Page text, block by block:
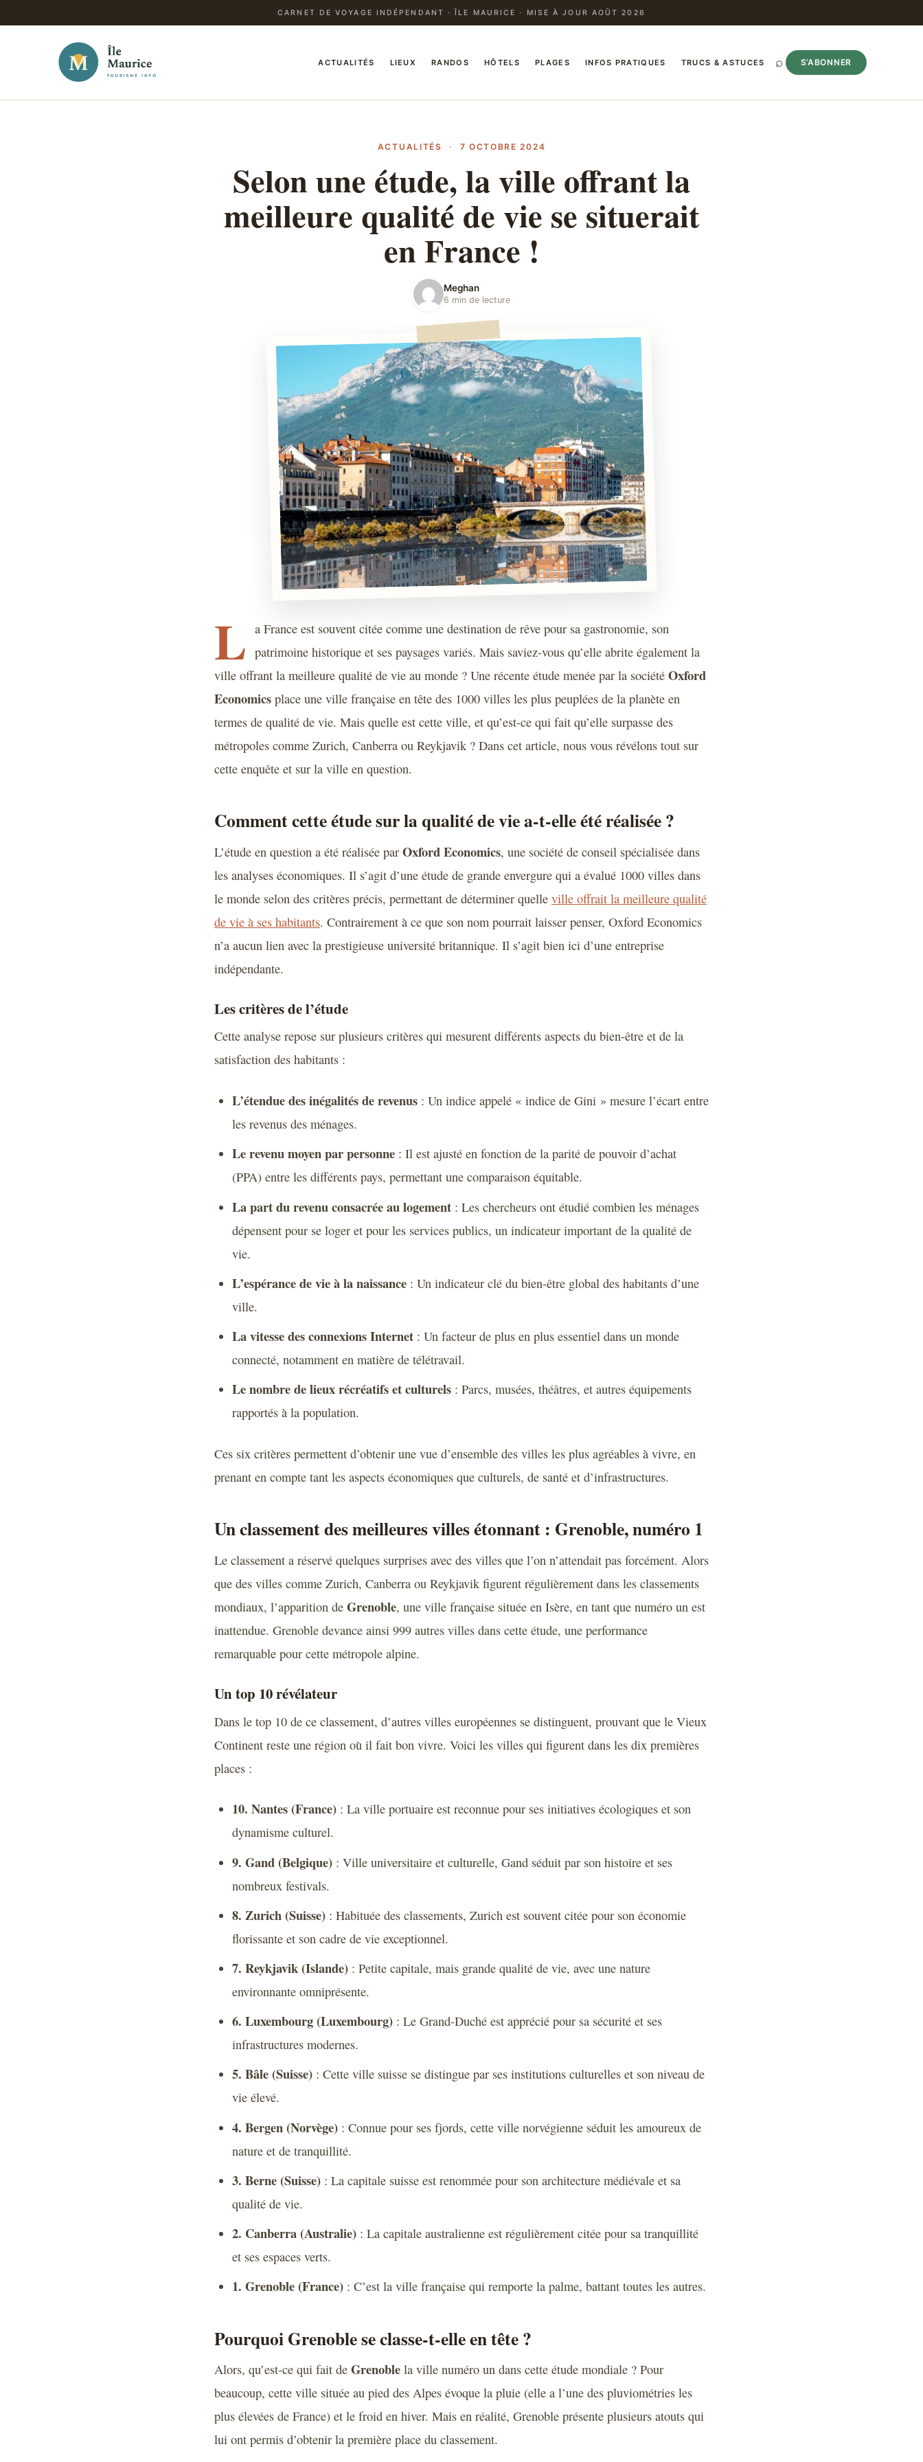
CARNET DE VOYAGE INDÉPENDANT · ÎLE MAURICE · MISE À JOUR AOÛT 2026
ACTUALITÉS LIEUX RANDOS HÔTELS PLAGES INFOS PRATIQUES TRUCS & ASTUCES ⌕ S’ABONNER
ACTUALITÉS · 7 OCTOBRE 2024
Selon une étude, la ville offrant la
meilleure qualité de vie se situerait
en France !
Meghan
6 min de lecture
L a France est souvent citée comme une destination de rêve pour sa gastronomie, son
patrimoine historique et ses paysages variés. Mais saviez-vous qu’elle abrite également la
ville offrant la meilleure qualité de vie au monde ? Une récente étude menée par la société Oxford
Economics place une ville française en tête des 1000 villes les plus peuplées de la planète en
termes de qualité de vie. Mais quelle est cette ville, et qu’est-ce qui fait qu’elle surpasse des
métropoles comme Zurich, Canberra ou Reykjavik ? Dans cet article, nous vous révélons tout sur
cette enquête et sur la ville en question.
Comment cette étude sur la qualité de vie a-t-elle été réalisée ?
L’étude en question a été réalisée par Oxford Economics, une société de conseil spécialisée dans
les analyses économiques. Il s’agit d’une étude de grande envergure qui a évalué 1000 villes dans
le monde selon des critères précis, permettant de déterminer quelle ville offrait la meilleure qualité
de vie à ses habitants. Contrairement à ce que son nom pourrait laisser penser, Oxford Economics
n’a aucun lien avec la prestigieuse université britannique. Il s’agit bien ici d’une entreprise
indépendante.
Les critères de l’étude
Cette analyse repose sur plusieurs critères qui mesurent différents aspects du bien-être et de la
satisfaction des habitants :
L’étendue des inégalités de revenus: Un indice appelé « indice de Gini » mesure l’écart entre
les revenus des ménages.
Le revenu moyen par personne: Il est ajusté en fonction de la parité de pouvoir d’achat
(PPA) entre les différents pays, permettant une comparaison équitable.
La part du revenu consacrée au logement: Les chercheurs ont étudié combien les ménages
dépensent pour se loger et pour les services publics, un indicateur important de la qualité de
vie.
L’espérance de vie à la naissance: Un indicateur clé du bien-être global des habitants d’une
ville.
La vitesse des connexions Internet: Un facteur de plus en plus essentiel dans un monde
connecté, notamment en matière de télétravail.
Le nombre de lieux récréatifs et culturels: Parcs, musées, théâtres, et autres équipements
rapportés à la population.
Ces six critères permettent d’obtenir une vue d’ensemble des villes les plus agréables à vivre, en
prenant en compte tant les aspects économiques que culturels, de santé et d’infrastructures.
Un classement des meilleures villes étonnant : Grenoble, numéro 1
Le classement a réservé quelques surprises avec des villes que l’on n’attendait pas forcément. Alors
que des villes comme Zurich, Canberra ou Reykjavik figurent régulièrement dans les classements
mondiaux, l’apparition de Grenoble, une ville française située en Isère, en tant que numéro un est
inattendue. Grenoble devance ainsi 999 autres villes dans cette étude, une performance
remarquable pour cette métropole alpine.
Un top 10 révélateur
Dans le top 10 de ce classement, d’autres villes européennes se distinguent, prouvant que le Vieux
Continent reste une région où il fait bon vivre. Voici les villes qui figurent dans les dix premières
places :
10. Nantes (France): La ville portuaire est reconnue pour ses initiatives écologiques et son
dynamisme culturel.
9. Gand (Belgique): Ville universitaire et culturelle, Gand séduit par son histoire et ses
nombreux festivals.
8. Zurich (Suisse): Habituée des classements, Zurich est souvent citée pour son économie
florissante et son cadre de vie exceptionnel.
7. Reykjavik (Islande): Petite capitale, mais grande qualité de vie, avec une nature
environnante omniprésente.
6. Luxembourg (Luxembourg): Le Grand-Duché est apprécié pour sa sécurité et ses
infrastructures modernes.
5. Bâle (Suisse): Cette ville suisse se distingue par ses institutions culturelles et son niveau de
vie élevé.
4. Bergen (Norvège): Connue pour ses fjords, cette ville norvégienne séduit les amoureux de
nature et de tranquillité.
3. Berne (Suisse): La capitale suisse est renommée pour son architecture médiévale et sa
qualité de vie.
2. Canberra (Australie): La capitale australienne est régulièrement citée pour sa tranquillité
et ses espaces verts.
1. Grenoble (France): C’est la ville française qui remporte la palme, battant toutes les autres.
Pourquoi Grenoble se classe-t-elle en tête ?
Alors, qu’est-ce qui fait de Grenoble la ville numéro un dans cette étude mondiale ? Pour
beaucoup, cette ville située au pied des Alpes évoque la pluie (elle a l’une des pluviométries les
plus élevées de France) et le froid en hiver. Mais en réalité, Grenoble présente plusieurs atouts qui
lui ont permis d’obtenir la première place du classement.